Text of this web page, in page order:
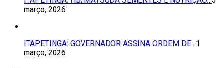
março, 2026
ITAPETINGA: GOVERNADOR ASSINA ORDEM DE…1
março, 2026